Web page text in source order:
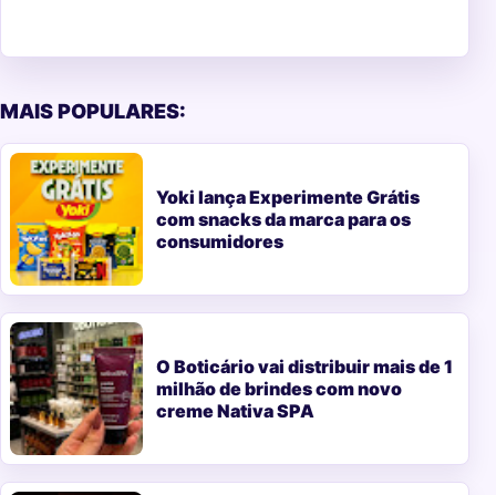
MAIS POPULARES:
Yoki lança Experimente Grátis
com snacks da marca para os
consumidores
O Boticário vai distribuir mais de 1
milhão de brindes com novo
creme Nativa SPA